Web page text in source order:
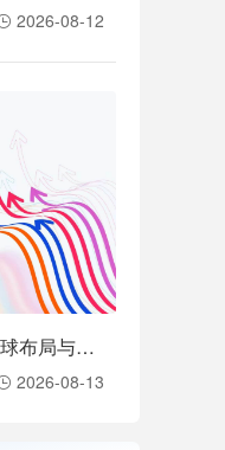
2026-08-12
破局·多元生长——跨境电商全球布局与增长闭门私享会（2026-08-13）
2026-08-13